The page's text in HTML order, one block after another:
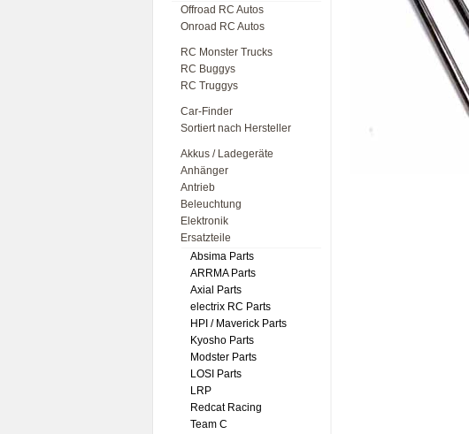
Offroad RC Autos
Onroad RC Autos
RC Monster Trucks
RC Buggys
RC Truggys
Car-Finder
Sortiert nach Hersteller
Akkus / Ladegeräte
Anhänger
Antrieb
Beleuchtung
Elektronik
Ersatzteile
Absima Parts
ARRMA Parts
Axial Parts
electrix RC Parts
HPI / Maverick Parts
Kyosho Parts
Modster Parts
LOSI Parts
LRP
Redcat Racing
Team C